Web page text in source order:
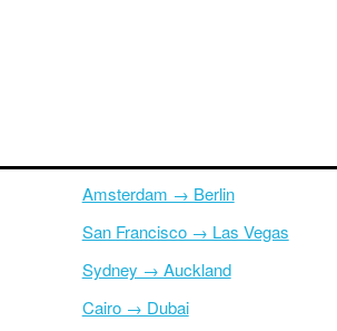
Amsterdam → Berlin
San Francisco → Las Vegas
Sydney → Auckland
Cairo → Dubai